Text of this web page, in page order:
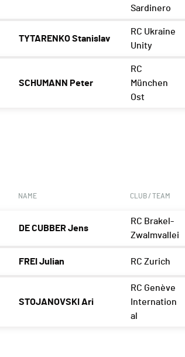
Sardinero
03'01 (2)TYTARENKO Stanislav
RC Ukraine
Unity
SCHUMANN Peter
RC
München
Ost
NAME CLUB / TEAM
DE CUBBER Jens
RC Brakel-
Zwalmvallei
03'09 (2)
FREI Julian RC Zurich
STOJANOVSKI Ari
RC Genève
Internation
al